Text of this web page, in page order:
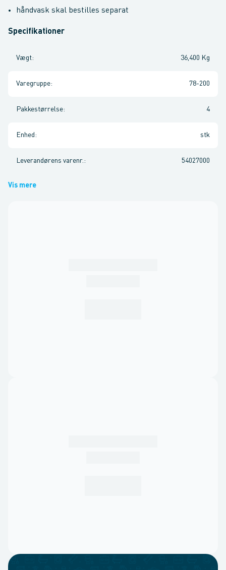
håndvask skal bestilles separat
Specifikationer
Vægt: 36,400 Kg
Varegruppe: 78-200
Pakkestørrelse: 4
Enhed : stk
Leverandørens varenr. : 54027000
Vis mere